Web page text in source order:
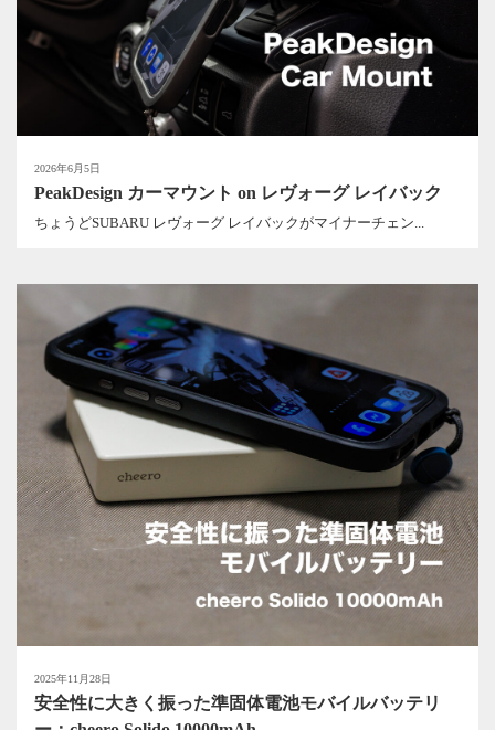
2026年6月5日
PeakDesign カーマウント on レヴォーグ レイバック
ちょうどSUBARU レヴォーグ レイバックがマイナーチェン...
2025年11月28日
安全性に大きく振った準固体電池モバイルバッテリ